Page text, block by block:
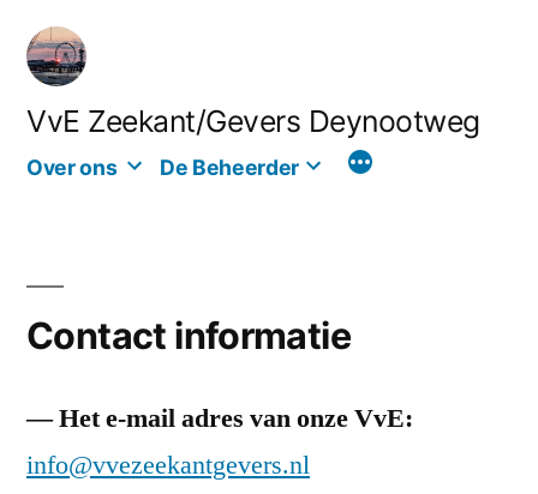
naar
inhoud
VvE Zeekant/Gevers Deynootweg
Over ons De Beheerder
Contact informatie
— Het e-mail adres van onze VvE:
info@vvezeekantgevers.nl